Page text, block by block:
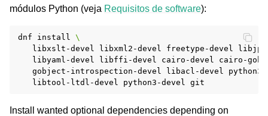
módulos Python (veja Requisitos de software):
dnf install
\
libxslt-devel
libxml2-devel freetype-devel
libyaml-devel
libffi-devel cairo-devel
cairo-
gobject-introspection-devel
libacl-devel
libtool-ltdl-devel
python3-devel
Install wanted optional dependencies depending on